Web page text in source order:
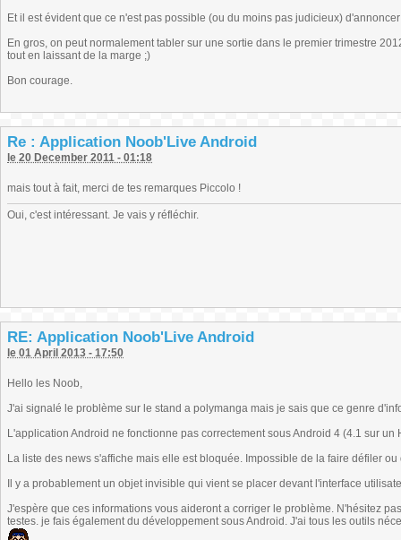
Et il est évident que ce n'est pas possible (ou du moins pas judicieux)
En gros, on peut normalement tabler sur une sortie dans le premier trimestre
tout en laissant de la marge ;)
Bon courage.
Re : Application Noob'Live Android
le 20 December 2011 - 01:18
mais tout à fait, merci de tes remarques Piccolo !
Oui, c'est intéressant. Je vais y réfléchir.
RE: Application Noob'Live Android
le 01 April 2013 - 17:50
Hello les Noob,
J'ai signalé le problème sur le stand a polymanga mais je sais que ce genre
L'application Android ne fonctionne pas correctement sous Android 4 (4.1 sur un
La liste des news s'affiche mais elle est bloquée. Impossible de la faire défiler
Il y a probablement un objet invisible qui vient se placer devant l'interface
J'espère que ces informations vous aideront a corriger le problème. N'hésitez
testes. je fais également du développement sous Android. J'ai tous les outils